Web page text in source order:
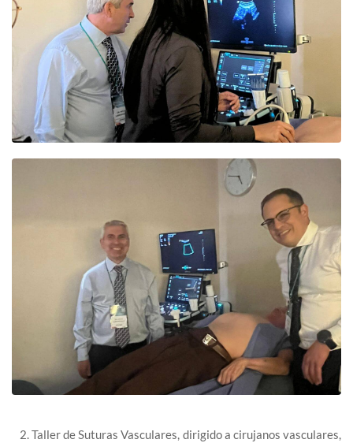
Taller de Suturas Vasculares, dirigido a cirujanos vasculares,